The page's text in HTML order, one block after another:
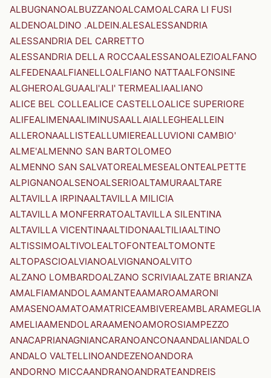
ALBUGNANOALBUZZANOALCAMOALCARA LI FUSI
ALDENOALDINO .ALDEIN.ALESALESSANDRIA
ALESSANDRIA DEL CARRETTO
ALESSANDRIA DELLA ROCCAALESSANOALEZIOALFANO
ALFEDENAALFIANELLOALFIANO NATTAALFONSINE
ALGHEROALGUAALI'ALI' TERMEALIAALIANO
ALICE BEL COLLEALICE CASTELLOALICE SUPERIORE
ALIFEALIMENAALIMINUSAALLAIALLEGHEALLEIN
ALLERONAALLISTEALLUMIEREALLUVIONI CAMBIO'
ALME'ALMENNO SAN BARTOLOMEO
ALMENNO SAN SALVATOREALMESEALONTEALPETTE
ALPIGNANOALSENOALSERIOALTAMURAALTARE
ALTAVILLA IRPINAALTAVILLA MILICIA
ALTAVILLA MONFERRATOALTAVILLA SILENTINA
ALTAVILLA VICENTINAALTIDONAALTILIAALTINO
ALTISSIMOALTIVOLEALTOFONTEALTOMONTE
ALTOPASCIOALVIANOALVIGNANOALVITO
ALZANO LOMBARDOALZANO SCRIVIAALZATE BRIANZA
AMALFIAMANDOLAAMANTEAAMAROAMARONI
AMASENOAMATOAMATRICEAMBIVEREAMBLARAMEGLIA
AMELIAAMENDOLARAAMENOAMOROSIAMPEZZO
ANACAPRIANAGNIANCARANOANCONAANDALIANDALO
ANDALO VALTELLINOANDEZENOANDORA
ANDORNO MICCAANDRANOANDRATEANDREIS